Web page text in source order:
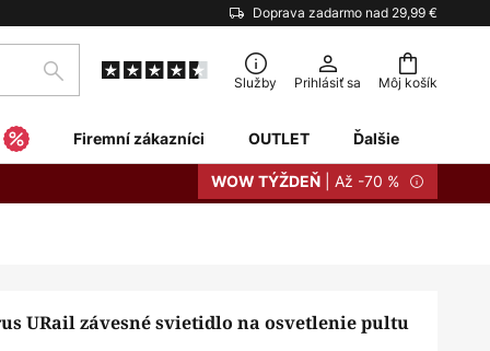
Doprava zadarmo nad 29,99 €
Môj košík
Hľadať Služby Prihlásiť sa
Firemní zákazníci OUTLET Ďalšie
WOW TÝŽDEŇ | Až -70 %
URail závesné svietidlo na osvetlenie pultu